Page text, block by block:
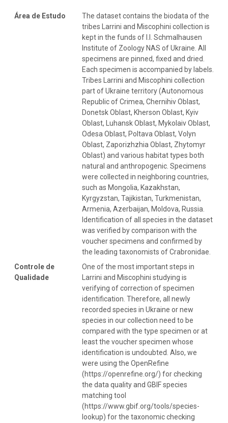
Área de Estudo
The dataset contains the biodata of the
tribes Larrini and Miscophini collection is
kept in the funds of I.I. Schmalhausen
Institute of Zoology NAS of Ukraine. All
specimens are pinned, fixed and dried.
Each specimen is accompanied by labels.
Tribes Larrini and Miscophini collection
part of Ukraine territory (Autonomous
Republic of Crimea, Chernihiv Oblast,
Donetsk Oblast, Kherson Oblast, Kyiv
Oblast, Luhansk Oblast, Mykolaiv Oblast,
Odesa Oblast, Poltava Oblast, Volyn
Oblast, Zaporizhzhia Oblast, Zhytomyr
Oblast) and various habitat types both
natural and anthropogenic. Specimens
were collected in neighboring countries,
such as Mongolia, Kazakhstan,
Kyrgyzstan, Tajikistan, Turkmenistan,
Armenia, Azerbaijan, Moldova, Russia.
Identification of all species in the dataset
was verified by comparison with the
voucher specimens and confirmed by
the leading taxonomists of Crabronidae.
Controle de
Qualidade
One of the most important steps in
Larrini and Miscophini studying is
verifying of correction of specimen
identification. Therefore, all newly
recorded species in Ukraine or new
species in our collection need to be
compared with the type specimen or at
least the voucher specimen whose
identification is undoubted. Also, we
were using the OpenRefine
(https://openrefine.org/) for checking
the data quality and GBIF species
matching tool
(https://www.gbif.org/tools/species-
lookup) for the taxonomic checking